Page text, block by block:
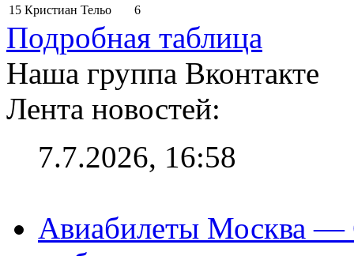
15 Кристиан Тельо 6
Подробная таблица
Наша группа Вконтакте
Лента новостей:
7.7.2026, 16:58
Авиабилеты Москва —